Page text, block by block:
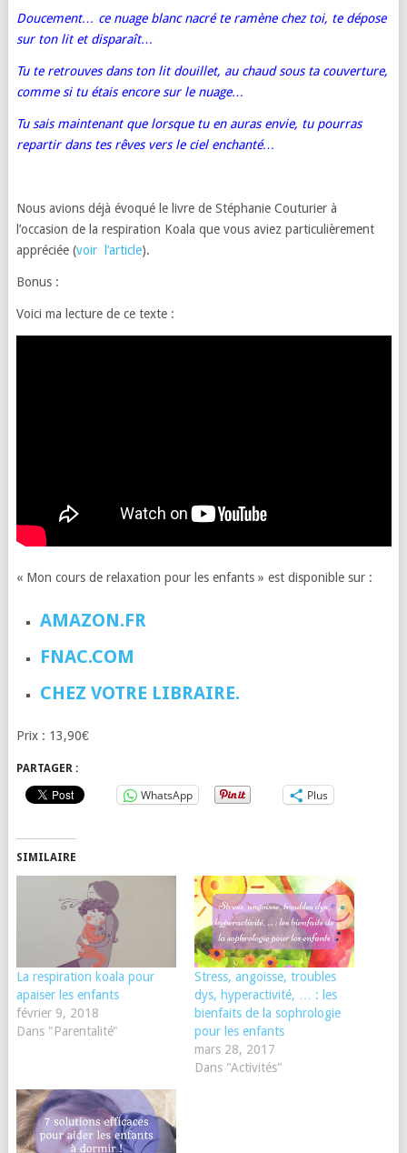
Doucement… ce nuage blanc nacré te ramène chez toi, te dépose
sur ton lit et disparaît…
Tu te retrouves dans ton lit douillet, au chaud sous ta couverture,
comme si tu étais encore sur le nuage…
Tu sais maintenant que lorsque tu en auras envie, tu pourras
repartir dans tes rêves vers le ciel enchanté…
Nous avions déjà évoqué le livre de Stéphanie Couturier à
l’occasion de la respiration Koala que vous aviez particulièrement
appréciée (voir l’article).
Bonus :
Voici ma lecture de ce texte :
« Mon cours de relaxation pour les enfants » est disponible sur :
AMAZON.FR
FNAC.COM
CHEZ VOTRE LIBRAIRE.
Prix : 13,90€
PARTAGER :
WhatsApp Plus
SIMILAIRE
La respiration koala pour
apaiser les enfants
février 9, 2018
Dans "Parentalité"
Stress, angoisse, troubles
dys, hyperactivité, … : les
bienfaits de la sophrologie
pour les enfants
mars 28, 2017
Dans "Activités"